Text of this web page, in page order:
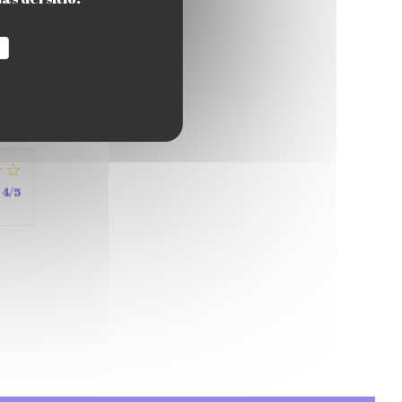
4/5
4/5